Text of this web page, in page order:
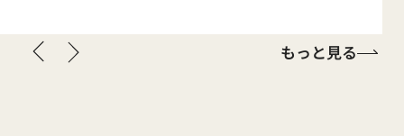
もっと見る